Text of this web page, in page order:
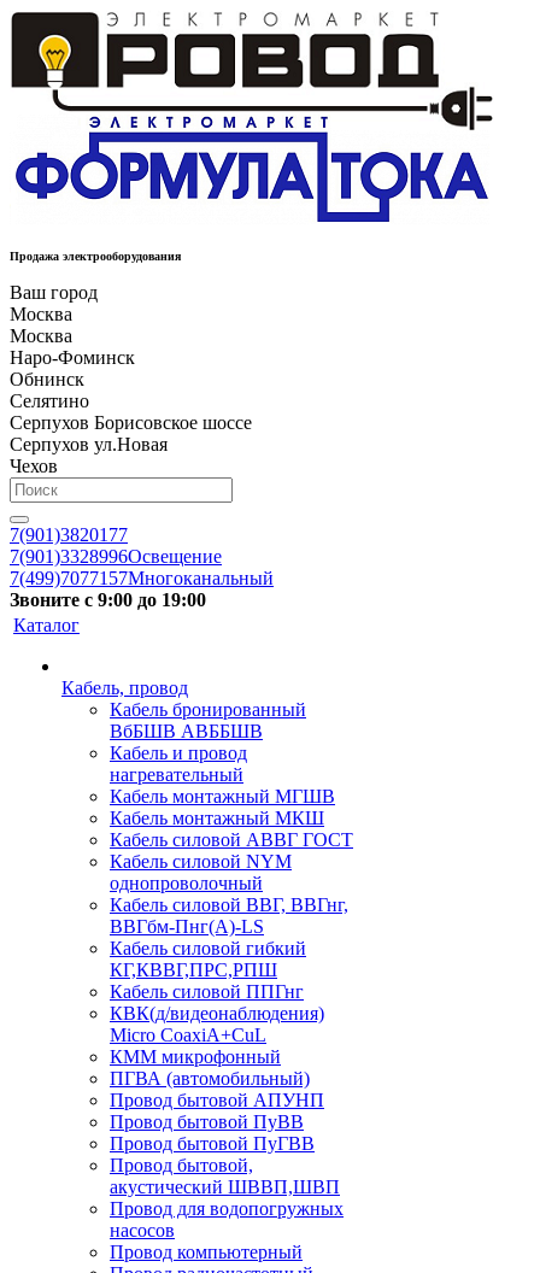
Продажа электрооборудования
Ваш город
Москва
Москва
Наро-Фоминск
Обнинск
Селятино
Серпухов Борисовское шоссе
Серпухов ул.Новая
Чехов
7(901)3820177
7(901)3328996Освещение
7(499)7077157Многоканальный
Звоните с 9:00 до 19:00
Каталог
Кабель, провод
Кабель бронированный
ВбБШВ АВББШВ
Кабель и провод
нагревательный
Кабель монтажный МГШВ
Кабель монтажный МКШ
Кабель силовой АВВГ ГОСТ
Кабель силовой NYM
однопроволочный
Кабель силовой ВВГ, ВВГнг,
ВВГбм-Пнг(А)-LS
Кабель силовой гибкий
КГ,КВВГ,ПРС,РПШ
Кабель силовой ППГнг
КВК(д/видеонаблюдения)
Micro CoaxiA+CuL
КММ микрофонный
ПГВА (автомобильный)
Провод бытовой АПУНП
Провод бытовой ПуВВ
Провод бытовой ПуГВВ
Провод бытовой,
акустический ШВВП,ШВП
Провод для водопогружных
насосов
Провод компьютерный